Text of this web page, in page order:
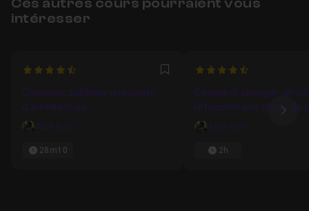
intéresser
4.8333333333333 Favori
Comment sublimer une photo
d'architecture
Axel Azni
28m10
4.7647058823529
Comment changer un
retoucher une photo de
Axel Azni
2h